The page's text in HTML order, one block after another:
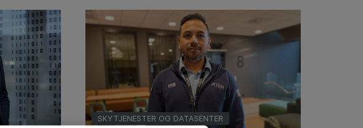
SKYTJENESTER OG DATASENTER